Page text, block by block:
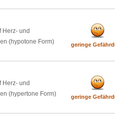
Herz- und
(hypotone Form)
geringe
Herz- und
(hypertone Form)
geringe